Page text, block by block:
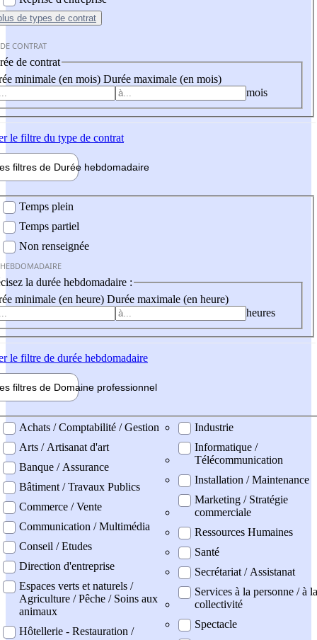
de types de contrat
CONTRAT
de contrat
minimale (en mois) Durée maximale (en mois)
mois
le filtre du type de contrat
filtres de Durée hebdomadaire
Temps plein
Temps partiel
Non renseignée
la durée hebdomadaire :
minimale (en heure) Durée maximale (en heure)
heures
le filtre de durée hebdomadaire
filtres de Domaine professionnel
professionel
Achats / Comptabilité / Gestion
Arts / Artisanat d'art
Banque / Assurance
Bâtiment / Travaux Publics
Commerce / Vente
Communication / Multimédia
Conseil / Etudes
Direction d'entreprise
Espaces verts et naturels /
Agriculture / Pêche / Soins aux
animaux
Hôtellerie - Restauration /
Industrie
Informatique /
Télécommunication
Installation / Maintenance
Marketing / Stratégie
commerciale
Ressources Humaines
Santé
Secrétariat / Assistanat
Services à la personne / à la
collectivité
Spectacle